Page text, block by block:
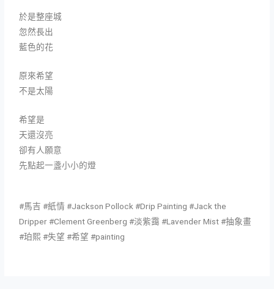
於是整座城
忽然長出
藍色的花
原來希望
不是太陽
希望是
天還沒亮
卻有人願意
先點起一盞小小的燈
#馬吉 #紙情 #Jackson Pollock #Drip Painting #Jack the
Dripper #Clement Greenberg #淡紫靄 #Lavender Mist #抽象畫
#珀熙 #失望 #希望 #painting